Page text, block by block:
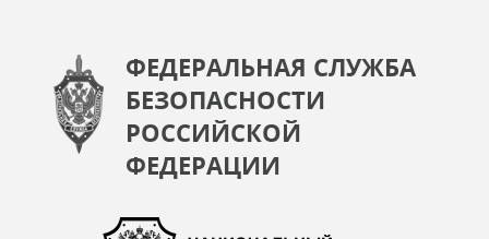
ФЕДЕРАЛЬНАЯ СЛУЖБА
БЕЗОПАСНОСТИ
РОССИЙСКОЙ
ФЕДЕРАЦИИ